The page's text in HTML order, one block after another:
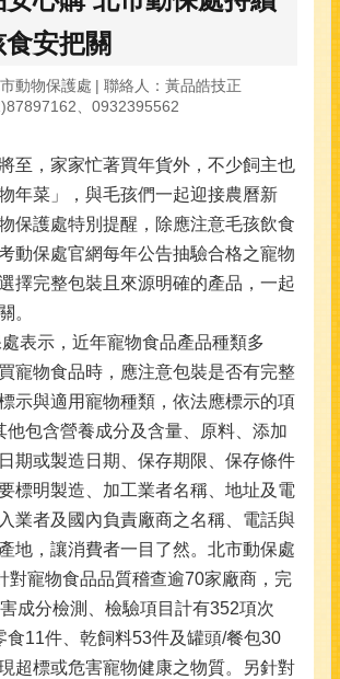
安把關
動物保護處
聯絡人：黃品皓技正
、0932395562
，家家忙著買年貨外，不少飼主也
年菜」，與毛孩們一起迎接農曆新
保護處特別提醒，除應注意毛孩飲食
動保處官網每年公告抽驗合格之寵物
擇完整包裝且來源明確的產品，一起
。
示，近年寵物食品產品種類多
寵物食品時，應注意包裝是否有完整
示與適用寵物種類，依法應標示的項
他包含營養成分及含量、原料、添加
期或製造日期、保存期限、保存條件
標明製造、加工業者名稱、地址及電
業者及國內負責廠商之名稱、電話與
地，讓消費者一目了然。北市動保處
對寵物食品品質稽查逾70家廠商，完
成分檢測、檢驗項目計有352項次
食11件、乾飼料53件及罐頭/餐包30
超標或危害寵物健康之物質。另針對